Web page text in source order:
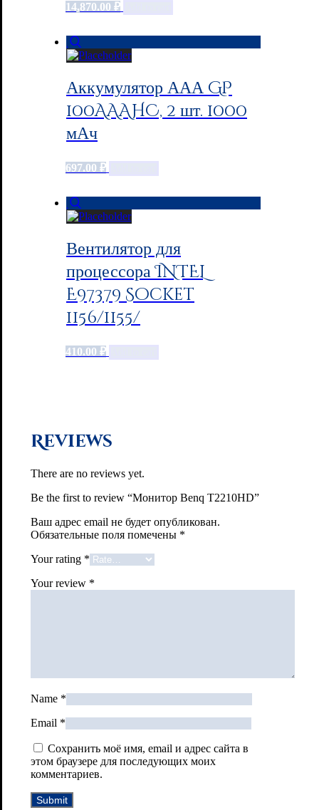
14,870.00 ₽
Аккумулятор ААА GP
100AAAHC, 2 шт. 1000
мАч
697.00 ₽
Вентилятор для
процессора INTEL
E97379 Socket
1156/1155/
410.00 ₽
Reviews
There are no reviews yet.
Be the first to review “Монитор Benq T2210НD”
Ваш адрес email не будет опубликован.
Обязательные поля помечены *
Your rating *
Your review *
Name *
Email *
Сохранить моё имя, email и адрес сайта в
этом браузере для последующих моих
комментариев.